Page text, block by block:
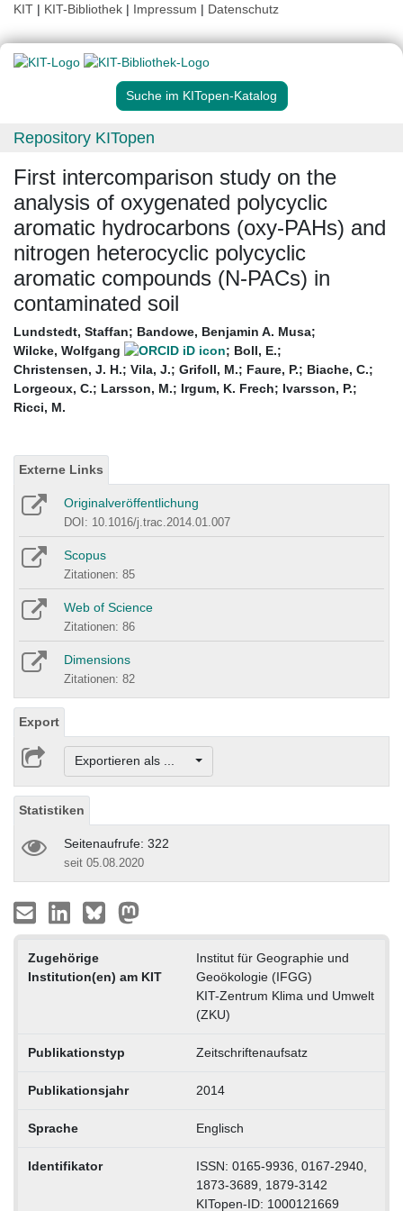
KIT | KIT-Bibliothek | Impressum | Datenschutz
Suche im KITopen-Katalog
Repository KITopen
First intercomparison study on the
analysis of oxygenated polycyclic
aromatic hydrocarbons (oxy-PAHs) and
nitrogen heterocyclic polycyclic
aromatic compounds (N-PACs) in
contaminated soil
Lundstedt, Staffan; Bandowe, Benjamin A. Musa;
Wilcke, Wolfgang
; Boll, E.;
Christensen, J. H.; Vila, J.; Grifoll, M.; Faure, P.; Biache, C.;
Lorgeoux, C.; Larsson, M.; Irgum, K. Frech; Ivarsson, P.;
Ricci, M.
Externe Links
Originalveröffentlichung
DOI: 10.1016/j.trac.2014.01.007
Scopus
Zitationen: 85
Web of Science
Zitationen: 86
Dimensions
Zitationen: 82
Export
Exportieren als ...
Statistiken
Seitenaufrufe: 322
seit 05.08.2020
Zugehörige
Institution(en) am KIT
Institut für Geographie und
Geoökologie (IFGG)
KIT-Zentrum Klima und Umwelt
(ZKU)
Publikationstyp Zeitschriftenaufsatz
Publikationsjahr 2014
Sprache Englisch
Identifikator
ISSN: 0165-9936, 0167-2940,
1873-3689, 1879-3142
KITopen-ID: 1000121669